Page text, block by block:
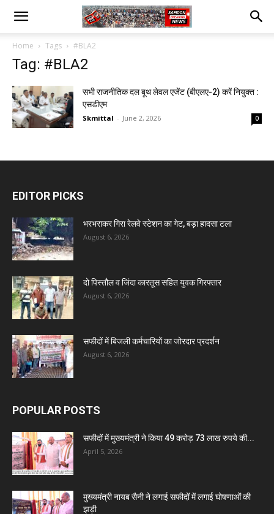
Home Tags #BLA2
Tag: #BLA2
सभी राजनीतिक दल बूथ लेवल एजेंट (बीएलए-2) करें नियुक्त :
एसडीएम
Skmittal - June 2, 2026 0
EDITOR PICKS
भरभराकर गिरा रेलवे स्टेशन का गेट, बड़ा हादसा टला
August 6, 2026
दो पिस्तौल व जिंदा कारतूस सहित युवक गिरफ्तार
August 6, 2026
सफीदों में बिजली कर्मचारियों का जोरदार प्रदर्शन
August 6, 2026
POPULAR POSTS
सफीदों में मुख्यमंत्री ने किया 49 करोड़ 73 लाख रुपये की...
April 5, 2026
मुख्यमंत्री नायब सैनी ने लगाई सफीदों में लगाई घोषणाओं की
झड़ी